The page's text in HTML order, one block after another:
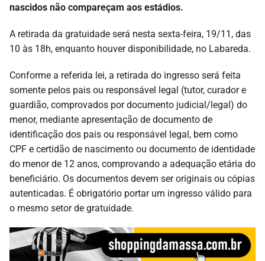
nascidos não compareçam aos estádios.
A retirada da gratuidade será nesta sexta-feira, 19/11, das
10 às 18h, enquanto houver disponibilidade, no Labareda.
Conforme a referida lei, a retirada do ingresso será feita
somente pelos pais ou responsável legal (tutor, curador e
guardião, comprovados por documento judicial/legal) do
menor, mediante apresentação de documento de
identificação dos pais ou responsável legal, bem como
CPF e certidão de nascimento ou documento de identidade
do menor de 12 anos, comprovando a adequação etária do
beneficiário. Os documentos devem ser originais ou cópias
autenticadas. É obrigatório portar um ingresso válido para
o mesmo setor de gratuidade.